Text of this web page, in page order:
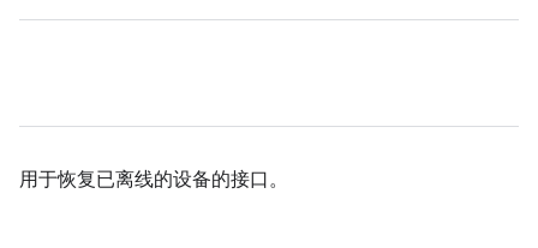
用于恢复已离线的设备的接口。